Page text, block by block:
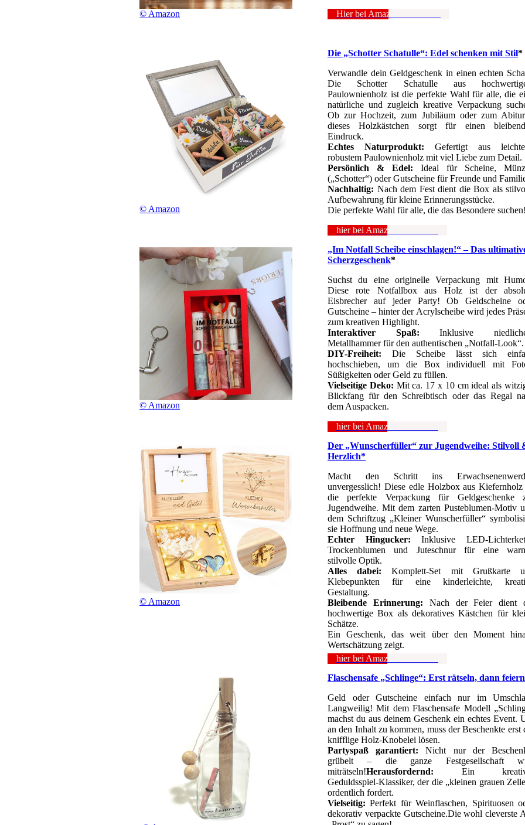
© Amazon
Hier bei Amazon anschauen
© Amazon
Die „Schotter Schatulle“: Edel schenken mit Stil*
Verwandle dein Geldgeschenk in einen echten
Die Schotter Schatulle aus
Paulownienholz ist die perfekte Wahl für alle, die
natürliche und zugleich kreative Verpackung
Ob zur Hochzeit, zum Jubiläum oder zum
dieses Holzkästchen sorgt für einen
Eindruck.
Echtes Naturprodukt: Gefertigt aus
robustem Paulownienholz mit viel Liebe zum Detail.
Persönlich & Edel: Ideal für Scheine,
(„Schotter“) oder Gutscheine für Freunde und
Nachhaltig: Nach dem Fest dient die Box als
Aufbewahrung für kleine Erinnerungsstücke.
Die perfekte Wahl für alle, die das Besondere suchen!
hier bei Amazon anschauen
© Amazon
„Im Notfall Scheibe einschlagen!“ – Das
Scherzgeschenk*
Suchst du eine originelle Verpackung mit
Diese rote Notfallbox aus Holz ist der
Eisbrecher auf jeder Party! Ob Geldscheine
Gutscheine – hinter der Acrylscheibe wird jedes
zum kreativen Highlight.
Interaktiver Spaß: Inklusive
Metallhammer für den authentischen „Notfall-Look“.
DIY-Freiheit: Die Scheibe lässt sich
hochschieben, um die Box individuell mit
Süßigkeiten oder Geld zu füllen.
Vielseitige Deko: Mit ca. 17 x 10 cm ideal als
Blickfang für den Schreibtisch oder das Regal
dem Auspacken.
hier bei Amazon anschauen
© Amazon
Der „Wunscherfüller“ zur Jugendweihe: Stilvoll
Herzlich*
Macht den Schritt ins
unvergesslich! Diese edle Holzbox aus Kiefernholz
die perfekte Verpackung für Geldgeschenke
Jugendweihe. Mit dem zarten Pusteblumen-Motiv
dem Schriftzug „Kleiner Wunscherfüller“
sie Hoffnung und neue Wege.
Echter Hingucker:Inklusive LED-
Trockenblumen und Juteschnur für eine
stilvolle Optik.
Alles dabei: Komplett-Set mit Grußkarte
Klebepunkten für eine kinderleichte,
Gestaltung.
Bleibende Erinnerung: Nach der Feier dient
hochwertige Box als dekoratives Kästchen für
Schätze.
Ein Geschenk, das weit über den Moment
Wertschätzung zeigt.
hier bei Amazon anschauen
Flaschensafe „Schlinge“: Erst rätseln, dann
Geld oder Gutscheine einfach nur im
Langweilig! Mit dem Flaschensafe Modell
machst du aus deinem Geschenk ein echtes Event.
an den Inhalt zu kommen, muss der Beschenkte erst
knifflige Holz-Knobelei lösen.
Partyspaß garantiert:Nicht nur der
grübelt – die ganze Festgesellschaft
miträtseln!Herausfordernd: Ein
Geduldsspiel-Klassiker, der die „kleinen grauen
ordentlich fordert.
Vielseitig: Perfekt für Weinflaschen, Spirituosen
dekorativ verpackte Gutscheine.Die wohl cleverste